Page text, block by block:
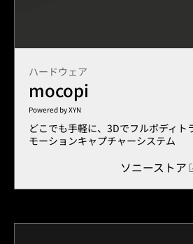
ハードウェア
mocopi
Powered by XYN
どこでも手軽に、3Dでフルボディト
モーションキャプチャーシステム
ソニーストア